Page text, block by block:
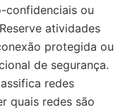
confidenciais ou
atividades
protegida ou
de segurança.
redes
quais redes são